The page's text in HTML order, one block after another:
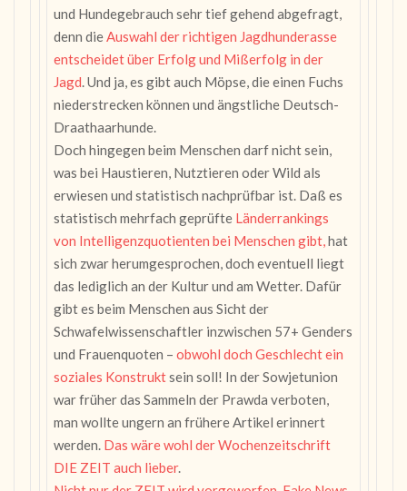
und Hundegebrauch sehr tief gehend abgefragt,
denn dieAuswahl der richtigen Jagdhunderasse
entscheidet über Erfolg und Mißerfolg in der
Jagd. Und ja, es gibt auch Möpse, die einen Fuchs
niederstrecken können und ängstliche Deutsch-
Draathaarhunde.
Doch hingegen beim Menschen darf nicht sein,
was bei Haustieren, Nutztieren oder Wild als
erwiesen und statistisch nachprüfbar ist. Daß es
statistisch mehrfach geprüfte Länderrankings
von Intelligenzquotienten bei Menschen gibt,hat
sich zwar herumgesprochen, doch eventuell liegt
das lediglich an der Kultur und am Wetter. Dafür
gibt es beim Menschen aus Sicht der
Schwafelwissenschaftler inzwischen 57+ Genders
und Frauenquoten – obwohl doch Geschlecht ein
soziales Konstruktsein soll! In der Sowjetunion
war früher das Sammeln der Prawda verboten,
man wollte ungern an frühere Artikel erinnert
werden. Das wäre wohl der Wochenzeitschrift
DIE ZEIT auch lieber.